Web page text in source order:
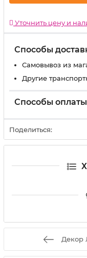
Уточнить цену и
Способы
Самовывоз из
Другие
Способы оплаты
Поделиться:
Декор